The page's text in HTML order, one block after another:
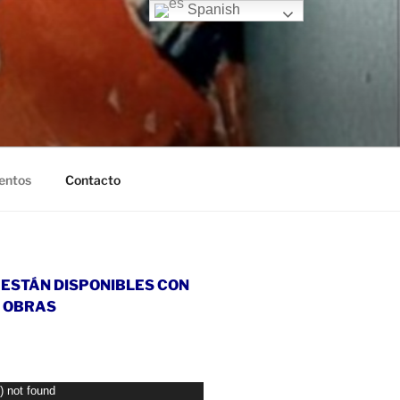
Contacto
DISPONIBLES CON
OBRAS
not found
Spanish